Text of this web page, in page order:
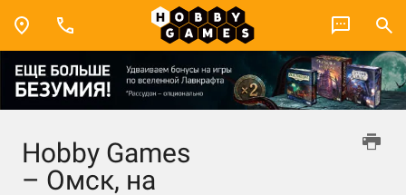
Hobby Games
– Омск, на